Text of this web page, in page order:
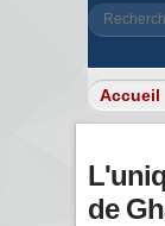
Rechercher
de